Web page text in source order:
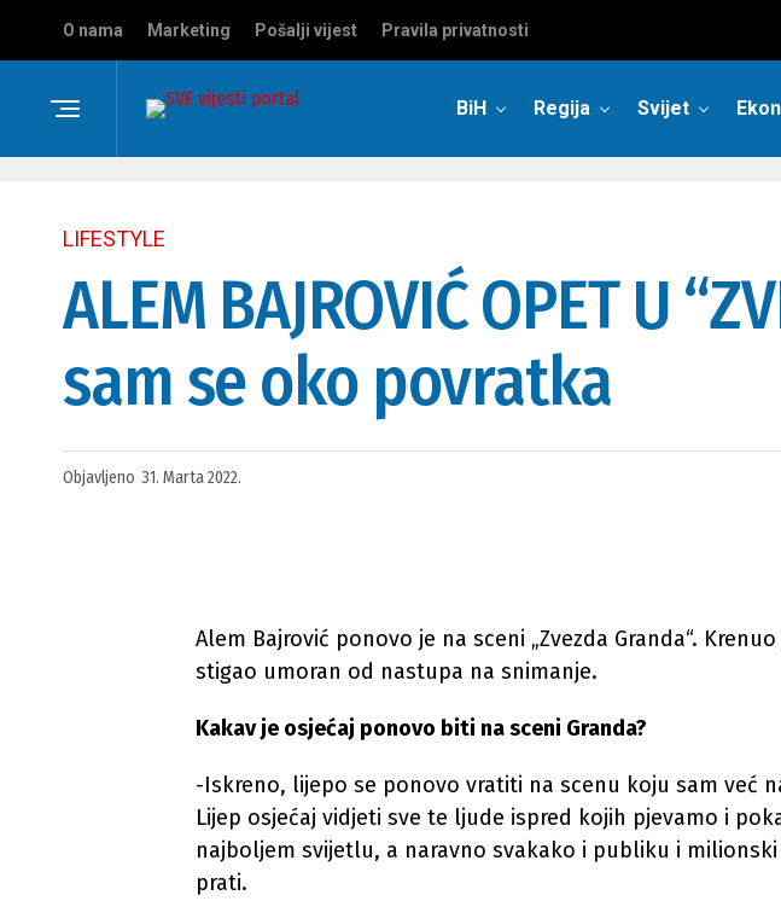
O nama Marketing Pošalji vijest Pravila privatnosti
BiH Regija Svijet
LIFESTYLE
ALEM BAJROVIĆ OPET U
sam se oko povratka
Objavljeno 31. Marta 2022.
Alem Bajrović ponovo je na sceni „Zvezda Granda“.
stigao umoran od nastupa na snimanje.
Kakav je osjećaj ponovo biti na sceni Granda?
-Iskreno, lijepo se ponovo vratiti na scenu koju sam već
Lijep osjećaj vidjeti sve te ljude ispred kojih pjevamo i
najboljem svijetlu, a naravno svakako i publiku i
prati.